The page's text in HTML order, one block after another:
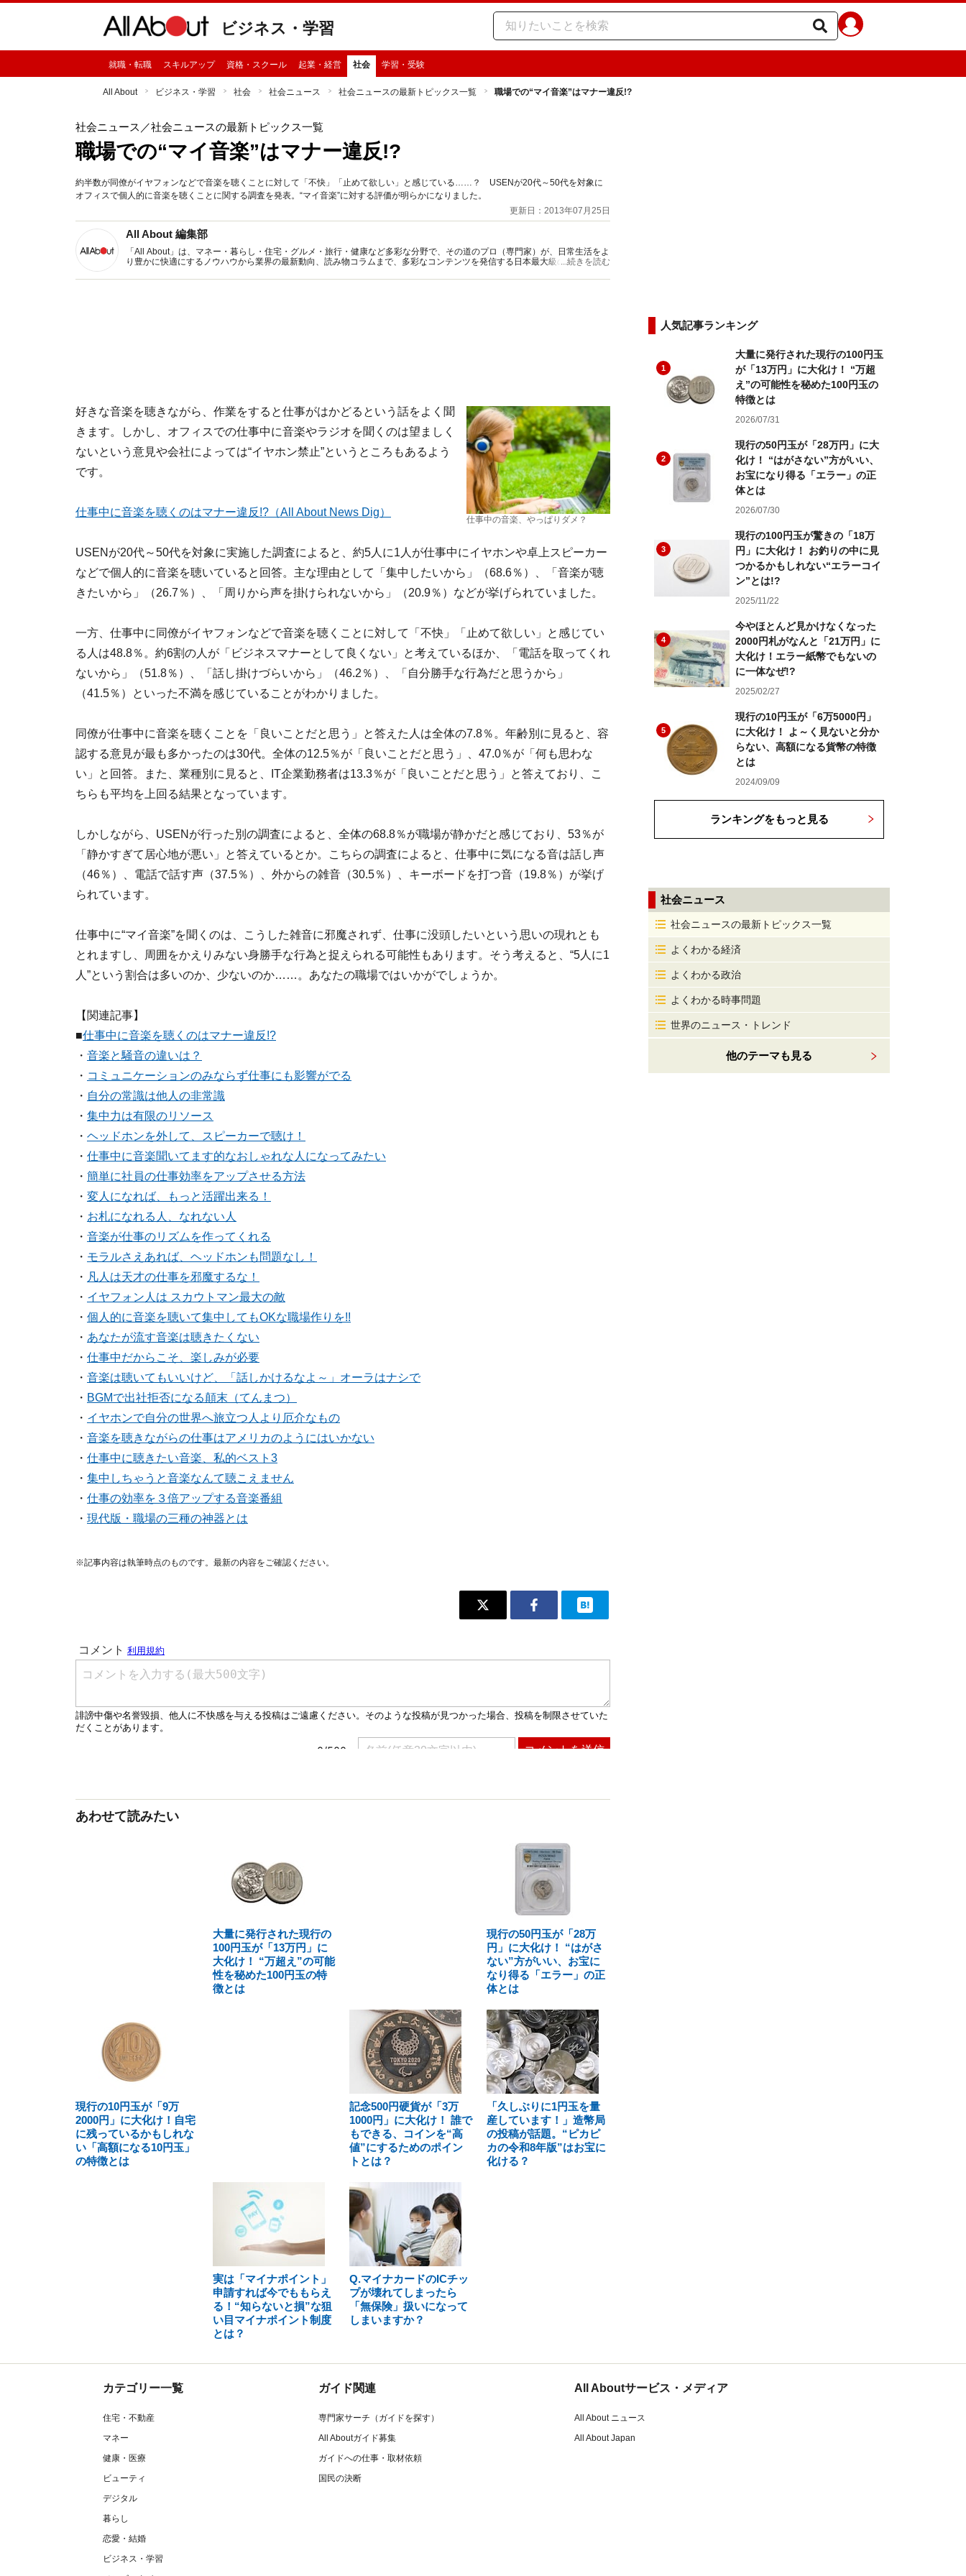
ビジネス・学習
就職・転職 スキルアップ 資格・スクール 起業・経営 社会 学習・受験
All About ビジネス・学習 社会 社会ニュース 社会ニュースの最新トピックス一覧 職場での“マイ音楽”はマナー違反!?
社会ニュース ／社会ニュースの最新トピックス一覧
職場での“マイ音楽”はマナー違反!?
約半数が同僚がイヤフォンなどで音楽を聴くことに対して「不快」「止めて欲しい」と感じている……？ USENが20代～50代を対象に
オフィスで個人的に音楽を聴くことに関する調査を発表。“マイ音楽”に対する評価が明らかになりました。
更新日：2013年07月25日
All About 編集部
「All About」は、マネー・暮らし・住宅・グルメ・旅行・健康など多彩な分野で、その道のプロ（専門家）が、日常生活をよ
り豊かに快適にするノウハウから業界の最新動向、読み物コラムまで、多彩なコンテンツを発信する日本最大級の総合情報サ
...続きを読む
仕事中の音楽、やっぱりダメ？
好きな音楽を聴きながら、作業をすると仕事がはかどるという話をよく聞
きます。しかし、オフィスでの仕事中に音楽やラジオを聞くのは望ましく
ないという意見や会社によっては“イヤホン禁止”というところもあるよう
です。
仕事中に音楽を聴くのはマナー違反!?（All About News Dig）
USENが20代～50代を対象に実施した調査によると、約5人に1人が仕事中にイヤホンや卓上スピーカー
などで個人的に音楽を聴いていると回答。主な理由として「集中したいから」（68.6％）、「音楽が聴
きたいから」（26.7％）、「周りから声を掛けられないから」（20.9％）などが挙げられていました。
一方、仕事中に同僚がイヤフォンなどで音楽を聴くことに対して「不快」「止めて欲しい」と感じてい
る人は48.8％。約6割の人が「ビジネスマナーとして良くない」と考えているほか、「電話を取ってくれ
ないから」（51.8％）、「話し掛けづらいから」（46.2％）、「自分勝手な行為だと思うから」
（41.5％）といった不満を感じていることがわかりました。
同僚が仕事中に音楽を聴くことを「良いことだと思う」と答えた人は全体の7.8％。年齢別に見ると、容
認する意見が最も多かったのは30代。全体の12.5％が「良いことだと思う」、47.0％が「何も思わな
い」と回答。また、業種別に見ると、IT企業勤務者は13.3％が「良いことだと思う」と答えており、こ
ちらも平均を上回る結果となっています。
しかしながら、USENが行った別の調査によると、全体の68.8％が職場が静かだと感じており、53％が
「静かすぎて居心地が悪い」と答えているとか。こちらの調査によると、仕事中に気になる音は話し声
（46％）、電話で話す声（37.5％）、外からの雑音（30.5％）、キーボードを打つ音（19.8％）が挙げ
られています。
仕事中に“マイ音楽”を聞くのは、こうした雑音に邪魔されず、仕事に没頭したいという思いの現れとも
とれますし、周囲をかえりみない身勝手な行為と捉えられる可能性もあります。そう考えると、“5人に1
人”という割合は多いのか、少ないのか……。あなたの職場ではいかがでしょうか。
【関連記事】
■仕事中に音楽を聴くのはマナー違反!?
・ 音楽と騒音の違いは？
・ コミュニケーションのみならず仕事にも影響がでる
・ 自分の常識は他人の非常識
・ 集中力は有限のリソース
・ ヘッドホンを外して、スピーカーで聴け！
・ 仕事中に音楽聞いてます的なおしゃれな人になってみたい
・ 簡単に社員の仕事効率をアップさせる方法
・ 変人になれば、もっと活躍出来る！
・ お札になれる人、なれない人
・ 音楽が仕事のリズムを作ってくれる
・ モラルさえあれば、ヘッドホンも問題なし！
・ 凡人は天才の仕事を邪魔するな！
・ イヤフォン人は スカウトマン最大の敵
・ 個人的に音楽を聴いて集中してもOKな職場作りを!!
・ あなたが流す音楽は聴きたくない
・ 仕事中だからこそ、楽しみが必要
・ 音楽は聴いてもいいけど、「話しかけるなよ～」オーラはナシで
・ BGMで出社拒否になる顛末（てんまつ）
・ イヤホンで自分の世界へ旅立つ人より厄介なもの
・ 音楽を聴きながらの仕事はアメリカのようにはいかない
・ 仕事中に聴きたい音楽、私的ベスト3
・ 集中しちゃうと音楽なんて聴こえません
・ 仕事の効率を３倍アップする音楽番組
・ 現代版・職場の三種の神器とは
※記事内容は執筆時点のものです。最新の内容をご確認ください。
あわせて読みたい
大量に発行された現行の
100円玉が「13万円」に
大化け！ “万超え”の可能
性を秘めた100円玉の特
徴とは
現行の50円玉が「28万
円」に大化け！ “はがさ
ない”方がいい、お宝に
なり得る「エラー」の正
体とは
現行の10円玉が「9万
2000円」に大化け！自宅
に残っているかもしれな
い「高額になる10円玉」
の特徴とは
記念500円硬貨が「3万
1000円」に大化け！ 誰で
もできる、コインを“高
値”にするためのポイン
トとは？
「久しぶりに1円玉を量
産しています！」造幣局
の投稿が話題。“ピカピ
カの令和8年版”はお宝に
化ける？
実は「マイナポイント」
申請すれば今でももらえ
る！“知らないと損”な狙
い目マイナポイント制度
とは？
Q.マイナカードのICチッ
プが壊れてしまったら
「無保険」扱いになって
しまいますか？
人気記事ランキング
1
大量に発行された現行の100円玉
が「13万円」に大化け！ “万超
え”の可能性を秘めた100円玉の
特徴とは
2026/07/31
2
現行の50円玉が「28万円」に大
化け！ “はがさない”方がいい、
お宝になり得る「エラー」の正
体とは
2026/07/30
3
現行の100円玉が驚きの「18万
円」に大化け！ お釣りの中に見
つかるかもしれない“エラーコイ
ン”とは!?
2025/11/22
4
今やほとんど見かけなくなった
2000円札がなんと「21万円」に
大化け！エラー紙幣でもないの
に一体なぜ!?
2025/02/27
5
現行の10円玉が「6万5000円」
に大化け！ よ～く見ないと分か
らない、高額になる貨幣の特徴
とは
2024/09/09
ランキングをもっと見る
社会ニュース
社会ニュースの最新トピックス一覧
よくわかる経済
よくわかる政治
よくわかる時事問題
世界のニュース・トレンド
他のテーマも見る
カテゴリー一覧
住宅・不動産
マネー
健康・医療
ビューティ
デジタル
暮らし
恋愛・結婚
ビジネス・学習
ガイド関連
専門家サーチ（ガイドを探す）
All Aboutガイド募集
ガイドへの仕事・取材依頼
国民の決断
All Aboutサービス・メディア
All About ニュース
All About Japan